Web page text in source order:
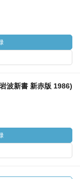
波新書 新赤版 1986)